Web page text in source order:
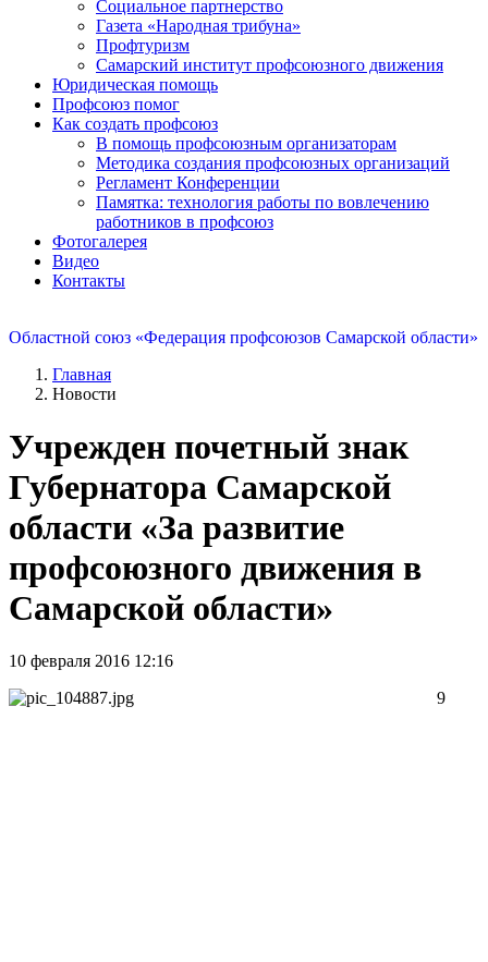
Социальное партнерство
Газета «Народная трибуна»
Профтуризм
Самарский институт профсоюзного движения
Юридическая помощь
Профсоюз помог
Как создать профсоюз
В помощь профсоюзным организаторам
Методика создания профсоюзных организаций
Регламент Конференции
Памятка: технология работы по вовлечению
работников в профсоюз
Фотогалерея
Видео
Контакты
Областной союз «Федерация профсоюзов Самарской области»
Главная
Новости
Учрежден почетный знак
Губернатора Самарской
области «За развитие
профсоюзного движения в
Самарской области»
10 февраля 2016 12:16
9